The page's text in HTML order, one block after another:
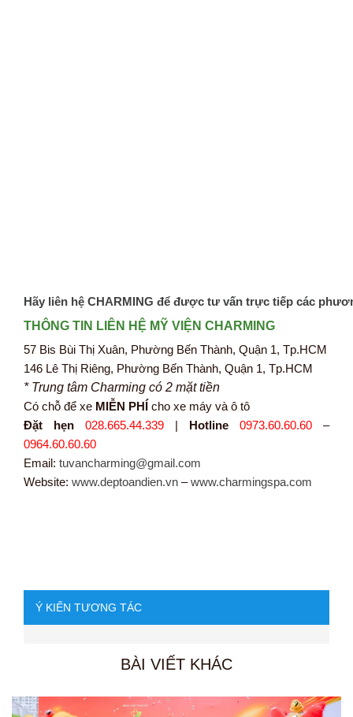
Hãy liên hệ CHARMING để được tư vấn trực tiếp các
THÔNG TIN LIÊN HỆ MỸ VIỆN CHARMING
57 Bis Bùi Thị Xuân, Phường Bến Thành, Quận 1, Tp.HCM
146 Lê Thị Riêng, Phường Bến Thành, Quận 1, Tp.HCM
* Trung tâm Charming có 2 mặt tiền
Có chỗ để xe MIỄN PHÍ cho xe máy và ô tô
Đặt hẹn
028.665.44.339 | Hotline 0973.60.60.60 –
0964.60.60.60
Email: tuvancharming@gmail.com
Website: www.deptoandien.vn –www.charmingspa.com
Ý KIẾN TƯƠNG TÁC
BÀI VIẾT KHÁC